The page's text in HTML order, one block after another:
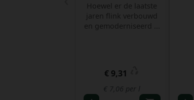
Hoewel er de laatste
jaren flink verbouwd
en gemoderniseerd ...
€ 9,31
€ 7,06 per l